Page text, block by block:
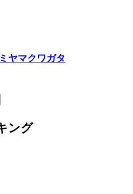
ヤマクワガタ
ング